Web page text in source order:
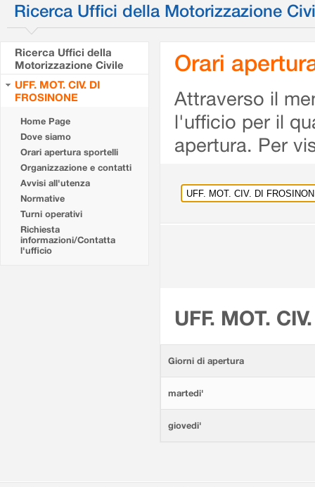
Ricerca Uffici della Motorizzazione
Ricerca Uffici della
Motorizzazione Civile
UFF. MOT. CIV. DI
FROSINONE
Home Page
Dove siamo
Orari apertura sportelli
Organizzazione e contatti
Avvisi all'utenza
Normative
Turni operativi
Richiesta
informazioni/Contatta
l'ufficio
Orari
Attraverso il
l'ufficio per il
apertura. Per
UFF. MOT.
Giorni di apertura
martedi'
giovedi'